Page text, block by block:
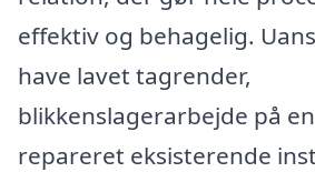
effektiv og behagelig.
have lavet tagrender,
blikkenslagerarbejde på
repareret eksisterende